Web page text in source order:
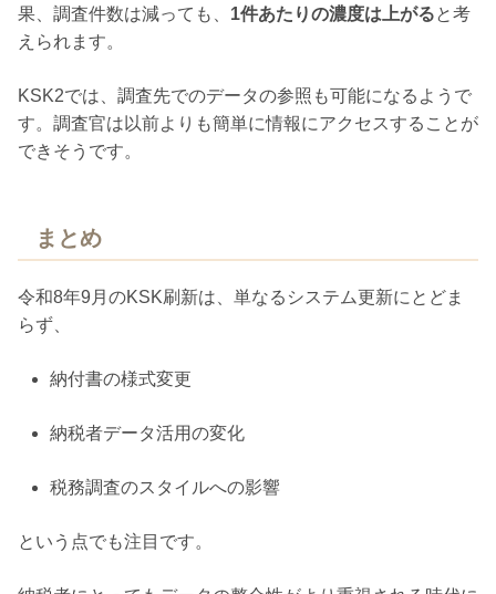
果、調査件数は減っても、 1件あたりの濃度は上がると考
えられます。
KSK2では、調査先でのデータの参照も可能になるようで
す。調査官は以前よりも簡単に情報にアクセスすることが
できそうです。
まとめ
令和8年9月のKSK刷新は、単なるシステム更新にとどま
らず、
納付書の様式変更
納税者データ活用の変化
税務調査のスタイルへの影響
という点でも注目です。